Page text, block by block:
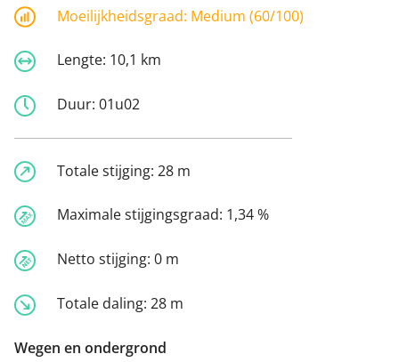
Moeilijkheidsgraad: Medium (60/100)
Lengte: 10,1 km
Duur: 01u02
Totale stijging: 28 m
Maximale stijgingsgraad: 1,34 %
Netto stijging: 0 m
Totale daling: 28 m
Wegen en ondergrond